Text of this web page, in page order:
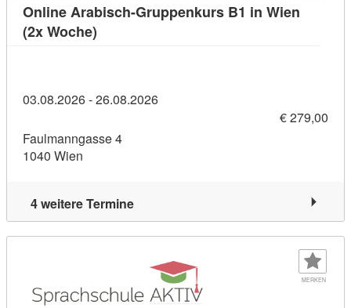
Online Arabisch-Gruppenkurs B1 in Wien
(2x Woche)
03.08.2026 - 26.08.2026
€ 279,00
Faulmanngasse 4
1040 Wien
4 weitere Termine
MERKEN